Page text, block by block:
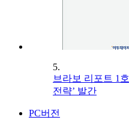
5.
브라보 리포트 1
전략’ 발간
PC버전